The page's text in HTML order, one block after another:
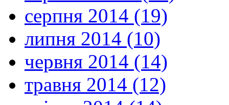
серпня 2014 (19)
липня 2014 (10)
червня 2014 (14)
травня 2014 (12)